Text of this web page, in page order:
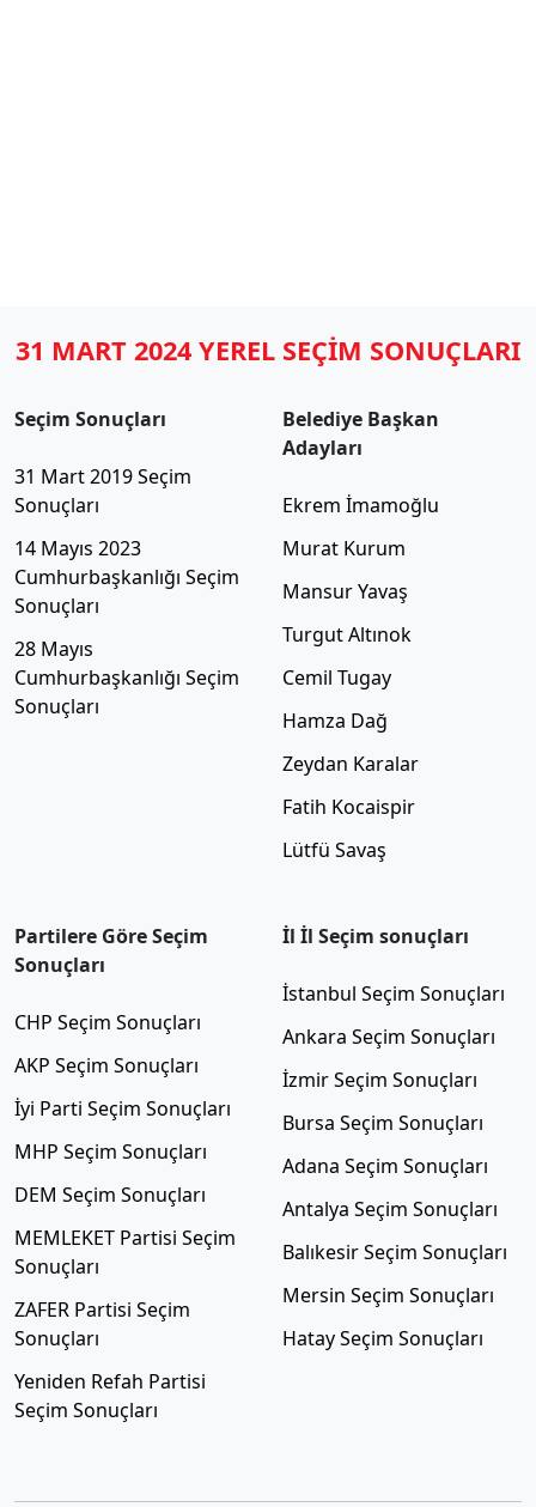
31 MART 2024 YEREL SEÇİM SONUÇLARI
Seçim Sonuçları
31 Mart 2019 Seçim
Sonuçları
14 Mayıs 2023
Cumhurbaşkanlığı Seçim
Sonuçları
28 Mayıs
Cumhurbaşkanlığı Seçim
Sonuçları
Belediye Başkan
Adayları
Ekrem İmamoğlu
Murat Kurum
Mansur Yavaş
Turgut Altınok
Cemil Tugay
Hamza Dağ
Zeydan Karalar
Fatih Kocaispir
Lütfü Savaş
Partilere Göre Seçim
Sonuçları
CHP Seçim Sonuçları
AKP Seçim Sonuçları
İyi Parti Seçim Sonuçları
MHP Seçim Sonuçları
DEM Seçim Sonuçları
MEMLEKET Partisi Seçim
Sonuçları
ZAFER Partisi Seçim
Sonuçları
Yeniden Refah Partisi
Seçim Sonuçları
İl İl Seçim sonuçları
İstanbul Seçim Sonuçları
Ankara Seçim Sonuçları
İzmir Seçim Sonuçları
Bursa Seçim Sonuçları
Adana Seçim Sonuçları
Antalya Seçim Sonuçları
Balıkesir Seçim Sonuçları
Mersin Seçim Sonuçları
Hatay Seçim Sonuçları